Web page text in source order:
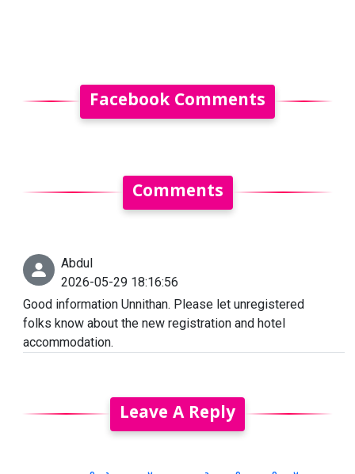
Facebook Comments
Comments
Abdul
2026-05-29 18:16:56
Good information Unnithan. Please let unregistered
folks know about the new registration and hotel
accommodation.
Leave A Reply